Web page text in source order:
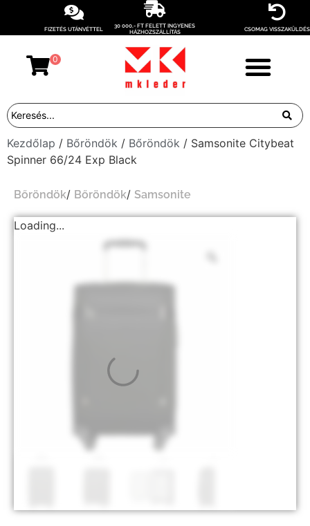
FIZETÉS UTÁNVÉTTEL
30 000,- FT FELETT INGYENES
HÁZHOZSZÁLLÍTÁS
CSOMAG VISSZAKÜLDÉS
0
Kezdőlap / Bőröndök / Bőröndök / Samsonite Citybeat
Spinner 66/24 Exp Black
Bőröndök/ Bőröndök/ Samsonite
Loading...